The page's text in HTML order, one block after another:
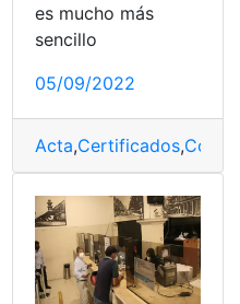
Registro,
es mucho más
sencillo
05/09/2022
Acta,Certificados,